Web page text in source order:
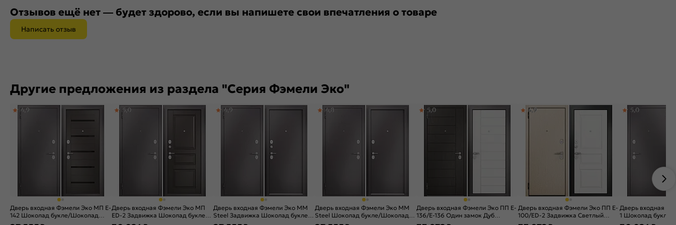
Отзывов ещё нет — будет здорово, если вы напишете свои впечатления о товаре
Написать отзыв
Другие предложения из раздела "Серия Фэмели Эко"
Дверь входная Фэмели Эко МП E-
142 Шоколад букле/Шоколад
ларче, 2 замка
4,9
Дверь входная Фэмели Эко МП
ED-2 Задвижка Шоколад букле/
Шоколад ларче, 2 замка, с
5,0
Дверь входная Фэмели Эко ММ
Steel Задвижка Шоколад букле/
Шоколад букле, 2 замка, с ночной
4,9
Дверь входная Фэмели Эко ММ
Steel Шоколад букле/Шоколад
букле, 2 замка
4,8
Дверь входная Фэмели Эко ПП E-
136/E-136 Один замок Дуб
мореный/Белый ларче, 1 замок
5,0
Дверь входная Фэмели Эко ПП E-
100/ED-2 Задвижка Светлый
венге/Белый ларче, 2 замка, с
4,9
Дверь входная
1 Шоколад букле/
замка
5,0